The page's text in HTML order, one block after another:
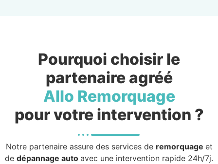
Pourquoi choisir le
partenaire agréé
Allo Remorquage
pour votre intervention ?
Notre partenaire assure des services de remorquage et
de dépannage auto avec une intervention rapide 24h/7j.